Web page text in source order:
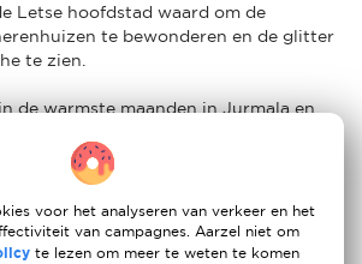
Letse hoofdstad waard om de
te bewonderen en de glitter
te zien.
de warmste maanden in Jurmala en
zandstranden van Europa en een
pittoreske strand bij Kaap Kolka, waar
de Golf van Riga samenkomen.
voor expats in Jurmala zijn Livu
voor het analyseren van verkeer en het
van campagnes. Aarzel niet om
te lezen om meer te weten te komen